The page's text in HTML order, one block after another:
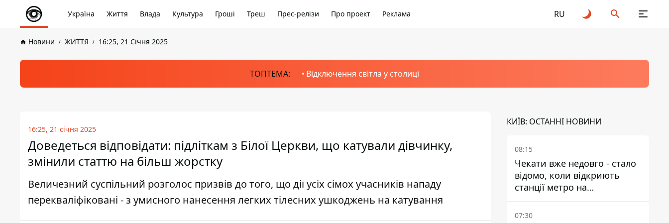
Україна Життя Влада Культура Гроші Треш Прес-релізи Про проект Реклама RU
Новини ЖИТТЯ 16:25, 21 Січня 2025
ТОПТЕМА: Відключення світла у столиці
16:25, 21 січня 2025
Доведеться відповідати: підліткам з Білої Церкви, що катували дівчинку,
змінили статтю на більш жорстку
Величезний суспільний розголос призвів до того, що дії усіх сімох учасників нападу
перекваліфіковані - з умисного нанесення легких тілесних ушкоджень на катування
КИЇВ: ОСТАННІ НОВИНИ
08:15
Чекати вже недовго - стало
відомо, коли відкриють
станції метро на
Виноградарі
07:30